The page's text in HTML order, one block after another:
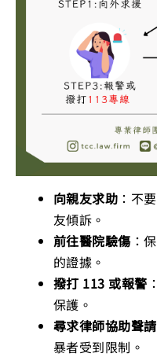
向親友求助 ：不
友傾訴。
前往醫院驗傷：
的證據。
撥打 113 或報警
保護。
尋求律師協助聲
暴者受到限制。